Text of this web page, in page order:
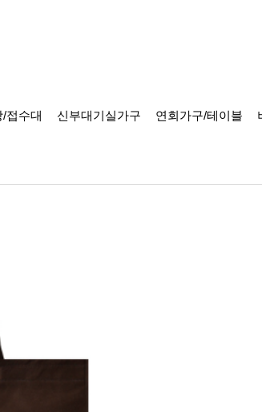
접수대 신부대기실가구 연회가구/테이블